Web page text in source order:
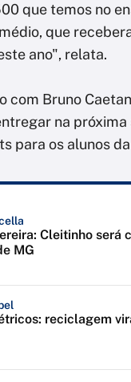
que temos no
que
ano", relata.
com Bruno
na próxima
para os alunos
Cleitinho será
MG
reciclagem